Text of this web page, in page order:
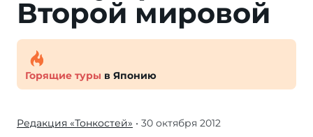
Второй мировой
Горящие туры в Японию
Редакция «Тонкостей» • 30 октября 2012